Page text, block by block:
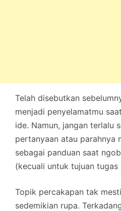
Telah disebutkan
menjadi penyelamatmu saat
ide. Namun, jangan terlalu
pertanyaan atau parahnya
sebagai panduan saat
(kecuali untuk tujuan tugas
Topik percakapan tak
sedemikian rupa.